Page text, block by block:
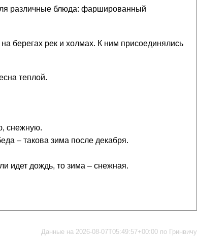
различные блюда: фаршированный
берегах рек и холмах. К ним присоединялись
теплой.
снежную.
– такова зима после декабря.
идет дождь, то зима – снежная.
Данные на 2026-08-07T05:49:57+00:00 по Гринвичу